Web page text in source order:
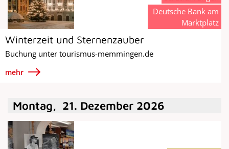
Winterzeit und Sternenzauber
Buchung unter tourismus-memmingen.de
mehr
Deutsche Bank am
Marktplatz
Montag, 21. Dezember 2026